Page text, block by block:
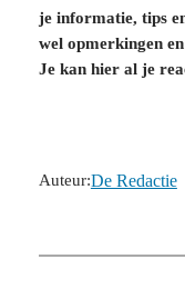
je informatie, tips
wel opmerkingen
Je kan hier al je
Auteur:De Redactie